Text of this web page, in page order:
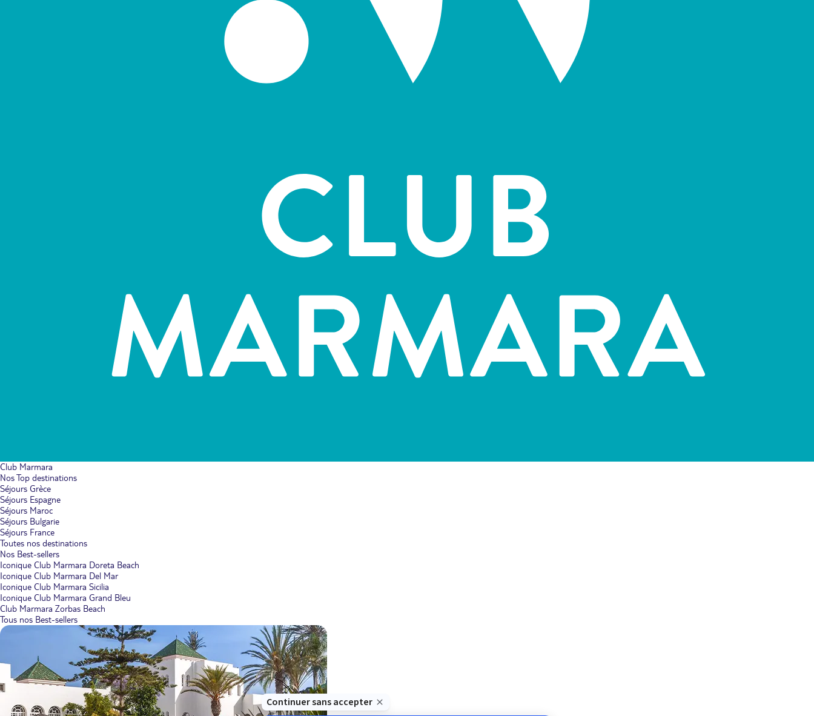
Club Marmara
Nos Top destinations
Séjours Grèce
Séjours Espagne
Séjours Maroc
Séjours Bulgarie
Séjours France
Toutes nos destinations
Nos Best-sellers
Iconique Club Marmara Doreta Beach
Iconique Club Marmara Del Mar
Iconique Club Marmara Sicilia
Iconique Club Marmara Grand Bleu
Club Marmara Zorbas Beach
Tous nos Best-sellers